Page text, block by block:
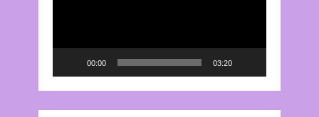
00:00 03:20